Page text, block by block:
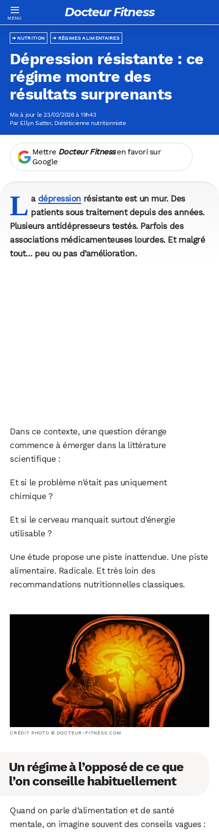
Docteur Fitness
RÉGIMES ALIMENTAIRES
NUTRITION
Dépression résistante : ce
régime montre des
résultats surprenants
Mis à jour le 23/02/2026 à 19h43
Par Ellyn Satter, Diététicienne nutritionniste
Mettre Docteur Fitnessen favori sur
Google
L a dépression résistante est un mur. Des
patients sous traitement depuis des années.
Plusieurs antidépresseurs testés. Parfois des
associations médicamenteuses lourdes. Et malgré
tout… peu ou pas d’amélioration.
Dans ce contexte, une question dérange
commence à émerger dans la littérature
scientifique :
Et si le problème n’était pas uniquement
chimique ?
Et si le cerveau manquait surtout d’énergie
utilisable ?
Une étude propose une piste inattendue. Une piste
alimentaire. Radicale. Et très loin des
recommandations nutritionnelles classiques.
CRÉDIT PHOTO © DOCTEUR-FITNESS.COM
Un régime à l’opposé de ce que
l’on conseille habituellement
Quand on parle d’alimentation et de santé
mentale, on imagine souvent des conseils vagues :